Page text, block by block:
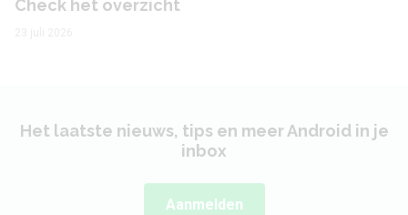
Check het overzicht
Het laatste nieuws, tips en meer Android in je
inbox
Aanmelden